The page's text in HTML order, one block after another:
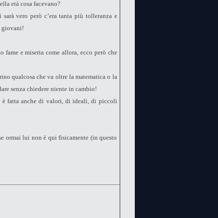
età cosa facevano?
sarà vero però c’era tanta più tolleranza e
giovani!
e miseria come allora, ecco però che
qualcosa che va oltre la matematica o la
senza chiedere niente in cambio!
è fatta anche di valori, di ideali, di piccoli
ormai lui non è qui fisicamente (in questo